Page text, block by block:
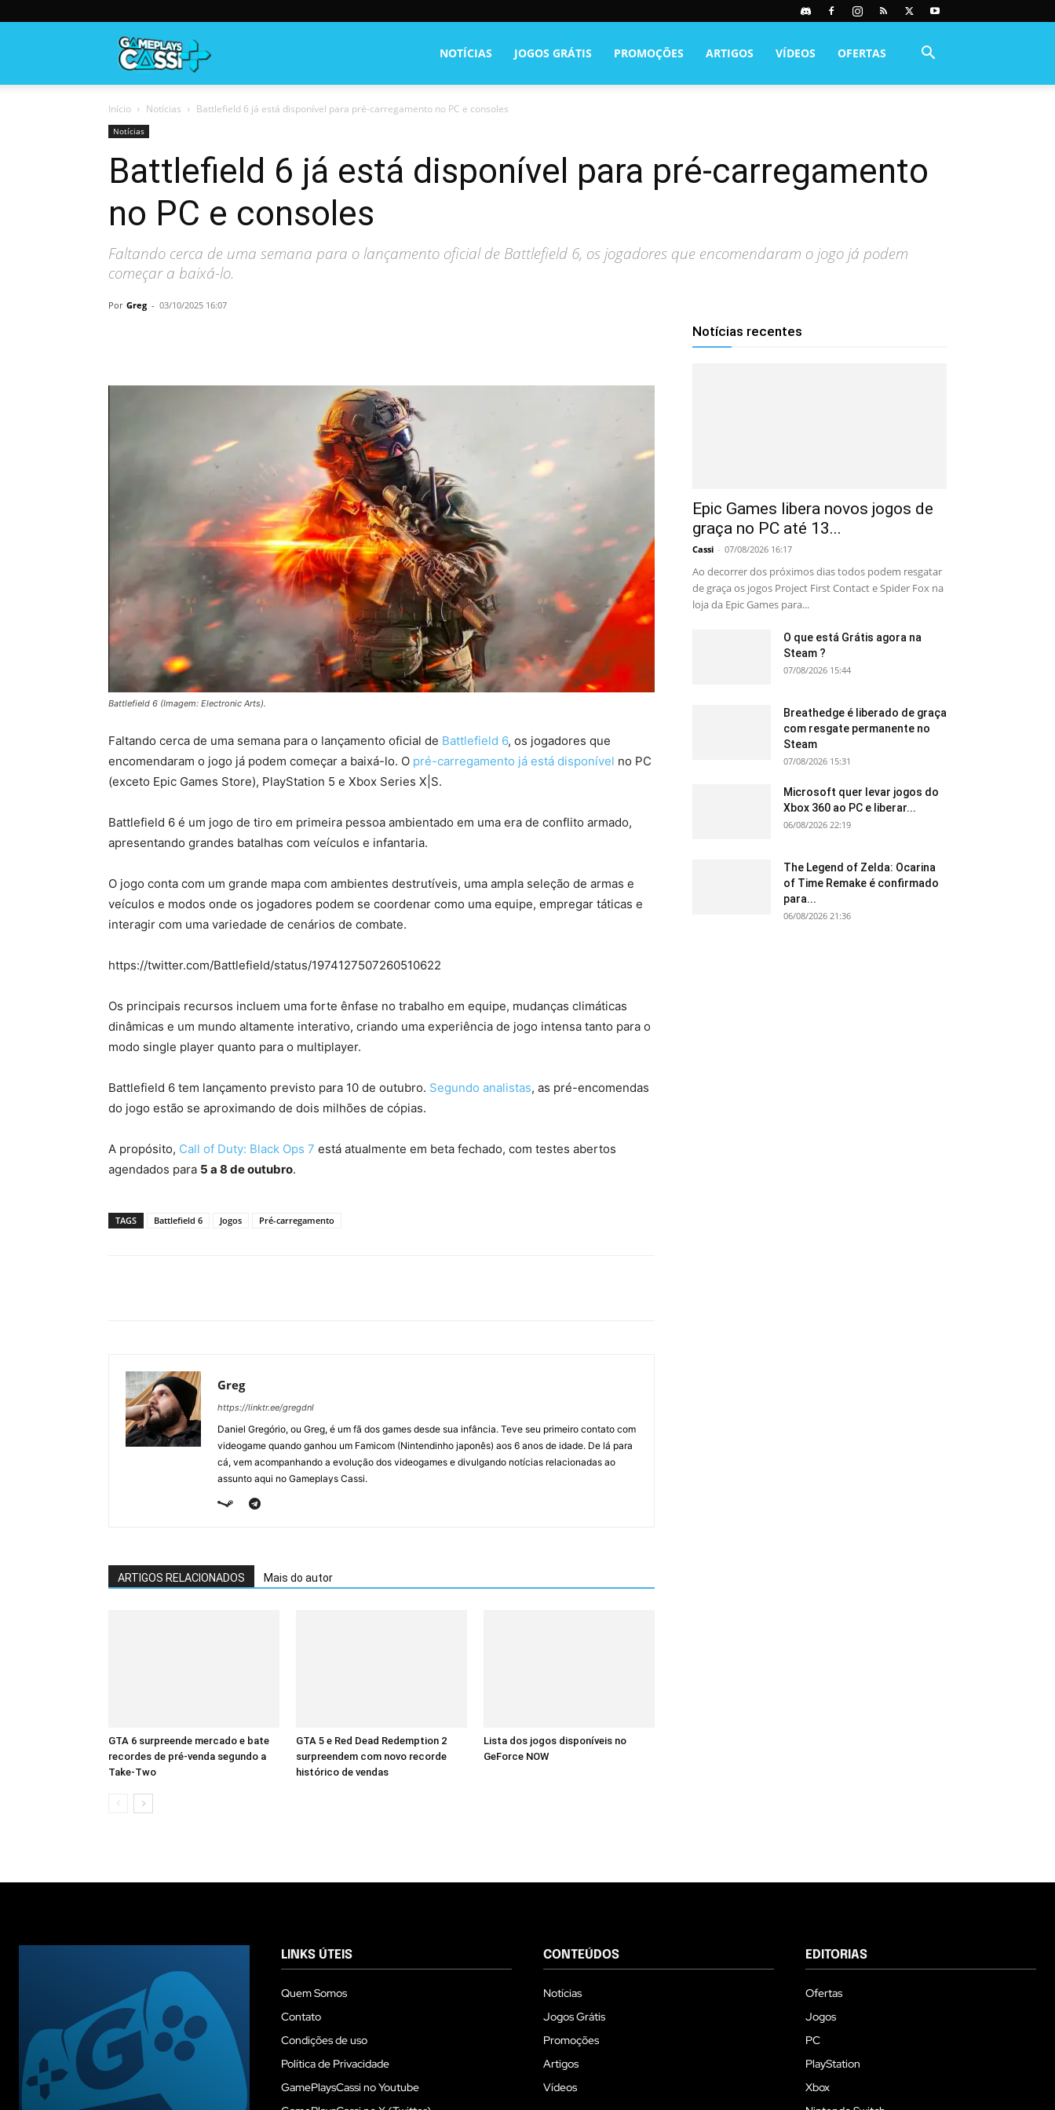
NOTÍCIAS JOGOS GRÁTIS PROMOÇÕES ARTIGOS VÍDEOS OFERTAS
Início Notícias Battlefield 6 já está disponível para pré-carregamento no PC e consoles
Notícias
Battlefield 6 já está disponível para pré-carregamento
no PC e consoles
Faltando cerca de uma semana para o lançamento oficial de Battlefield 6, os jogadores que encomendaram o jogo já podem
começar a baixá-lo.
Por Greg - 03/10/2025 16:07
Battlefield 6 (Imagem: Electronic Arts).
Faltando cerca de uma semana para o lançamento oficial de Battlefield 6, os jogadores que
encomendaram o jogo já podem começar a baixá-lo. O pré-carregamento já está disponível no PC
(exceto Epic Games Store), PlayStation 5 e Xbox Series X|S.
Battlefield 6 é um jogo de tiro em primeira pessoa ambientado em uma era de conflito armado,
apresentando grandes batalhas com veículos e infantaria.
O jogo conta com um grande mapa com ambientes destrutíveis, uma ampla seleção de armas e
veículos e modos onde os jogadores podem se coordenar como uma equipe, empregar táticas e
interagir com uma variedade de cenários de combate.
https://twitter.com/Battlefield/status/1974127507260510622
Os principais recursos incluem uma forte ênfase no trabalho em equipe, mudanças climáticas
dinâmicas e um mundo altamente interativo, criando uma experiência de jogo intensa tanto para o
modo single player quanto para o multiplayer.
Battlefield 6 tem lançamento previsto para 10 de outubro. Segundo analistas, as pré-encomendas
do jogo estão se aproximando de dois milhões de cópias.
A propósito, Call of Duty: Black Ops 7 está atualmente em beta fechado, com testes abertos
agendados para 5 a 8 de outubro.
TAGS Battlefield 6 Jogos Pré-carregamento
Greg
https://linktr.ee/gregdnl
Daniel Gregório, ou Greg, é um fã dos games desde sua infância. Teve seu primeiro contato com
videogame quando ganhou um Famicom (Nintendinho japonês) aos 6 anos de idade. De lá para
cá, vem acompanhando a evolução dos videogames e divulgando notícias relacionadas ao
assunto aqui no Gameplays Cassi.
ARTIGOS RELACIONADOS Mais do autor
GTA 6 surpreende mercado e bate
recordes de pré-venda segundo a
Take-Two
GTA 5 e Red Dead Redemption 2
surpreendem com novo recorde
histórico de vendas
Lista dos jogos disponíveis no
GeForce NOW
Notícias recentes
Epic Games libera novos jogos de
graça no PC até 13...
Cassi - 07/08/2026 16:17
Ao decorrer dos próximos dias todos podem resgatar
de graça os jogos Project First Contact e Spider Fox na
loja da Epic Games para...
O que está Grátis agora na
Steam ?
07/08/2026 15:44
Breathedge é liberado de graça
com resgate permanente no
Steam
07/08/2026 15:31
Microsoft quer levar jogos do
Xbox 360 ao PC e liberar...
06/08/2026 22:19
The Legend of Zelda: Ocarina
of Time Remake é confirmado
para...
06/08/2026 21:36
LINKS ÚTEIS
Quem Somos
Contato
Condições de uso
Política de Privacidade
GamePlaysCassi no Youtube
CONTEÚDOS
Notícias
Jogos Grátis
Promoções
Artigos
Vídeos
EDITORIAS
Ofertas
Jogos
PC
PlayStation
Xbox